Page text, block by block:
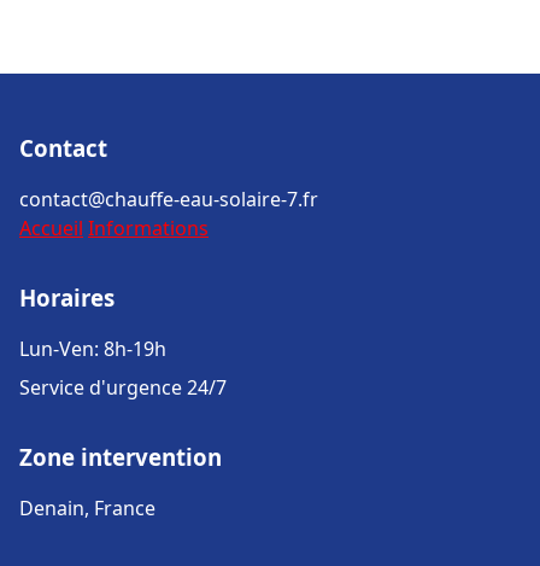
Contact
contact@chauffe-eau-solaire-7.fr
Accueil Informations
Horaires
Lun-Ven: 8h-19h
Service d'urgence 24/7
Zone intervention
Denain, France